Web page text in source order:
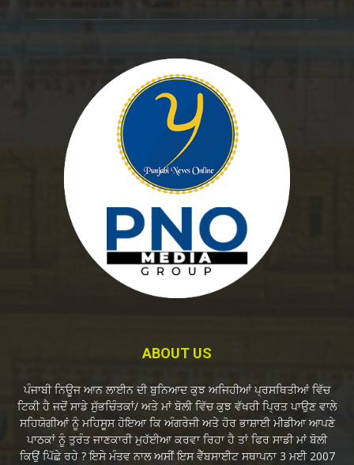
ABOUT US
ਪੰਜਾਬੀ ਨਿਊਜ ਆਨ ਲਾਈਨ ਦੀ ਬੁਨਿਆਦ ਕੁਝ ਅਜਿਹੀਆਂ ਪ੍ਰਸਥਿਤੀਆਂ ਵਿੱਚ
ਟਿਕੀ ਹੈ ਜਦੋਂ ਸਾਡੇ ਸੁੱਭਚਿੰਤਕਾਂ/ ਅਤੇ ਮਾਂ ਬੋਲੀ ਵਿੱਚ ਕੁਝ ਵੱਖਰੀ ਪ੍ਰਿਤ ਪਾਉਣ ਵਾਲੇ
ਸਹਿਯੋਗੀਆਂ ਨੂੰ ਮਹਿਸੂਸ ਹੋਇਆ ਕਿ ਅੰਗਰੇਜੀ ਅਤੇ ਹੋਰ ਭਾਸ਼ਾਈ ਮੀਡੀਆ ਆਪਣੇ
ਪਾਠਕਾਂ ਨੂੰ ਤੁਰੰਤ ਜਾਣਕਾਰੀ ਮੁਹੱਈਆ ਕਰਵਾ ਰਿਹਾ ਹੈ ਤਾਂ ਫਿਰ ਸਾਡੀ ਮਾਂ ਬੋਲੀ
ਕਿਉਂ ਪਿੱਛੇ ਰਹੇ ? ਇਸੇ ਮੰਤਵ ਨਾਲ ਅਸੀਂ ਇਸ ਵੈੱਬਸਾਈਟ ਸਥਾਪਨਾ 3 ਮਈ 2007